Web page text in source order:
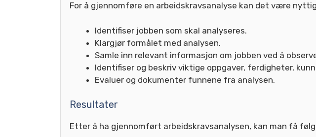
For å gjennomføre en arbeidskravsanalyse kan det være
Identifiser jobben som skal analyseres.
Klargjør formålet med analysen.
Samle inn relevant informasjon om jobben ved å
Identifiser og beskriv viktige oppgaver, ferdigheter,
Evaluer og dokumenter funnene fra analysen.
Resultater
Etter å ha gjennomført arbeidskravsanalysen, kan man få